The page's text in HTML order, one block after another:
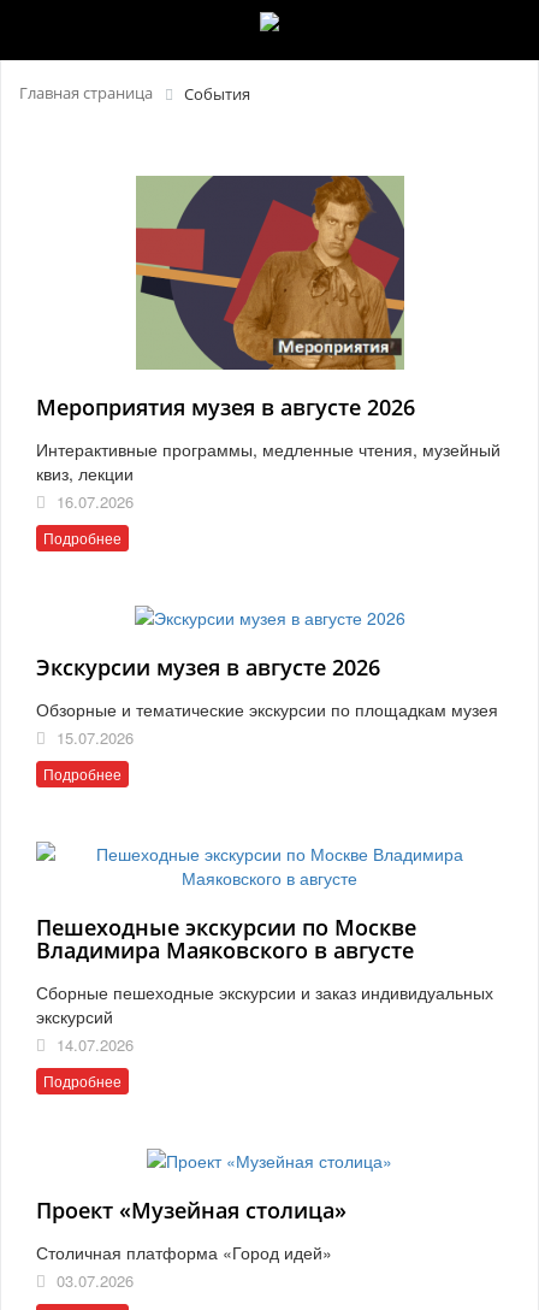
Главная страница События
Мероприятия музея в августе 2026
Интерактивные программы, медленные чтения, музейный
квиз, лекции
16.07.2026
Подробнее
Экскурсии музея в августе 2026
Обзорные и тематические экскурсии по площадкам музея
15.07.2026
Подробнее
Пешеходные экскурсии по Москве
Владимира Маяковского в августе
Сборные пешеходные экскурсии и заказ индивидуальных
экскурсий
14.07.2026
Подробнее
Проект «Музейная столица»
Столичная платформа «Город идей»
03.07.2026